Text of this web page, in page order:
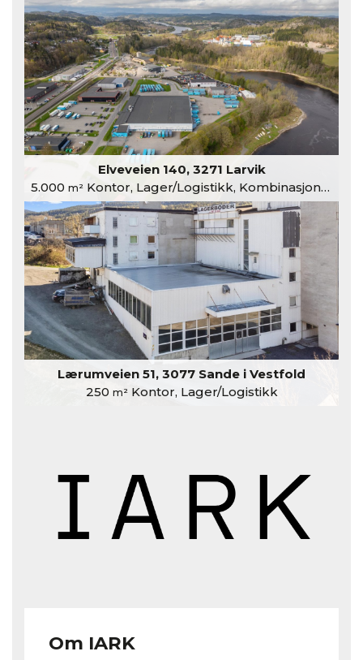
Elveveien 140, 3271 Larvik
5.000 m²Kontor, Lager/Logistikk, Kombinasjonslokaler
Lærumveien 51, 3077 Sande i Vestfold
250 m²Kontor, Lager/Logistikk
Om IARK